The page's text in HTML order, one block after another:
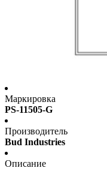
Маркировка
PS-11505-G
Производитель
Bud Industries
Описание